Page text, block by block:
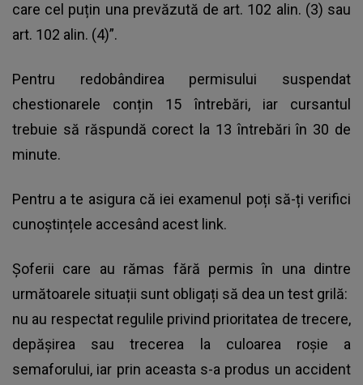
care cel puțin una prevăzută de art. 102 alin. (3) sau
art. 102 alin. (4)”.
Pentru redobândirea permisului suspendat
chestionarele conțin 15 întrebări, iar cursantul
trebuie să răspundă corect la 13 întrebări în 30 de
minute.
Pentru a te asigura că iei examenul poți să-ți verifici
cunoștințele accesând acest link.
Șoferii care au rămas fără permis în una dintre
următoarele situații sunt obligați să dea un test grilă:
nu au respectat regulile privind prioritatea de trecere,
depășirea sau trecerea la culoarea roșie a
semaforului, iar prin aceasta s-a produs un accident